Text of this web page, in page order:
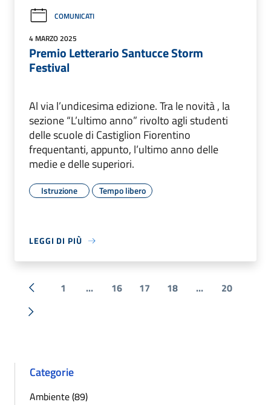
COMUNICATI
4 MARZO 2025
Premio Letterario Santucce Storm
Festival
Al via l’undicesima edizione. Tra le novità , la
sezione “L’ultimo anno” rivolto agli studenti
delle scuole di Castiglion Fiorentino
frequentanti, appunto, l’ultimo anno delle
medie e delle superiori.
Istruzione Tempo libero
LEGGI DI PIÙ
« Precedente
1 ... 16 17 18 ... 20
Successiva »
Categorie
Ambiente (89)